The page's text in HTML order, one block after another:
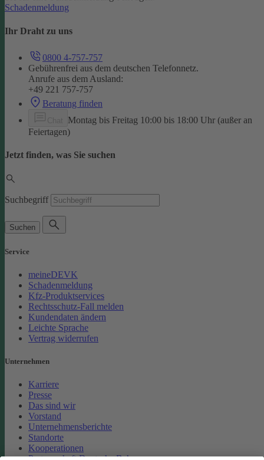
Schadenmeldung
Ihr Draht zu uns
0800 4-757-757
Gebührenfrei aus dem deutschen Telefonnetz.
Anrufe aus dem Ausland:
+49 221 757-757
Beratung finden
Montag bis Freitag 10:00 bis 18:00 Uhr (außer an
Feiertagen)
Jetzt finden, was Sie suchen
Suchbegriff
Suchen
Service
meineDEVK
Schadenmeldung
Kfz-Produktservices
Rechtsschutz-Fall melden
Kundendaten ändern
Leichte Sprache
Vertrag widerrufen
Unternehmen
Karriere
Presse
Das sind wir
Vorstand
Unternehmensberichte
Standorte
Kooperationen